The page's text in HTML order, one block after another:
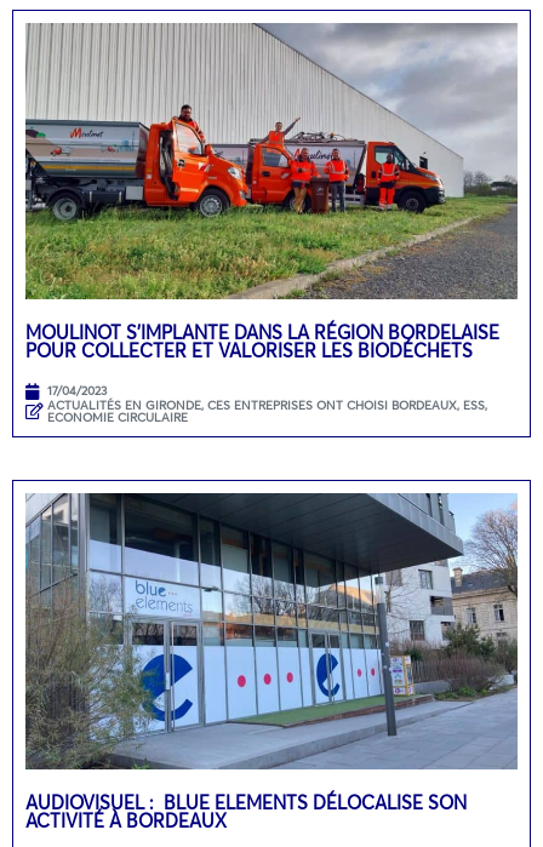
MOULINOT S’IMPLANTE DANS LA RÉGION BORDELAISE
POUR COLLECTER ET VALORISER LES BIODÉCHETS
17/04/2023
ACTUALITÉS EN GIRONDE, CES ENTREPRISES ONT CHOISI BORDEAUX, ESS,
ECONOMIE CIRCULAIRE
AUDIOVISUEL : BLUE ELEMENTS DÉLOCALISE SON
ACTIVITÉ À BORDEAUX